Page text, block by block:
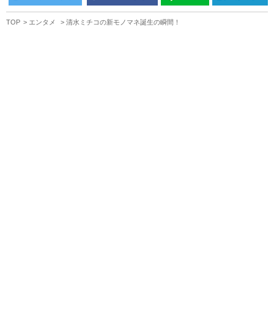
TOP エンタメ 清水ミチコの新モノマネ誕生の瞬間！